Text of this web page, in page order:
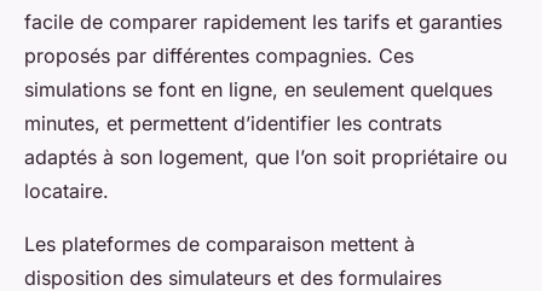
facile de comparer rapidement les tarifs et garanties
proposés par différentes compagnies. Ces
simulations se font en ligne, en seulement quelques
minutes, et permettent d’identifier les contrats
adaptés à son logement, que l’on soit propriétaire ou
locataire.
Les plateformes de comparaison mettent à
disposition des simulateurs et des formulaires